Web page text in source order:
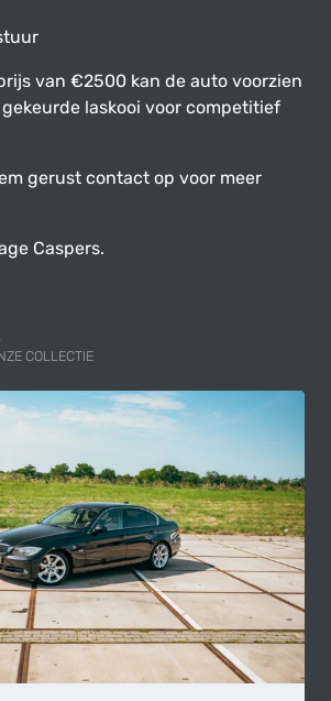
van €2500 kan de auto voorzien
laskooi voor competitief
gerust contact op voor meer
Caspers.
COLLECTIE